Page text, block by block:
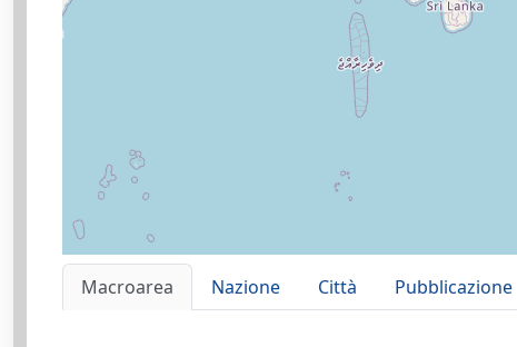
Macroarea Nazione Città Pubblicazione